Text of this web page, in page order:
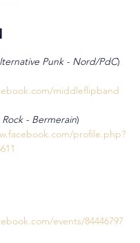
Punk - Nord/PdC)
middleflipband
Rock - Bermerain)
profile.php?
events/84446797